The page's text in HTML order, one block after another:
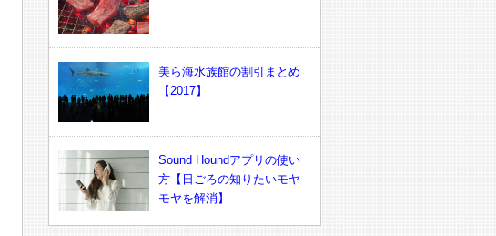
美ら海水族館の割引まとめ
【2017】
Sound Houndアプリの使い
方【日ごろの知りたいモヤ
モヤを解消】